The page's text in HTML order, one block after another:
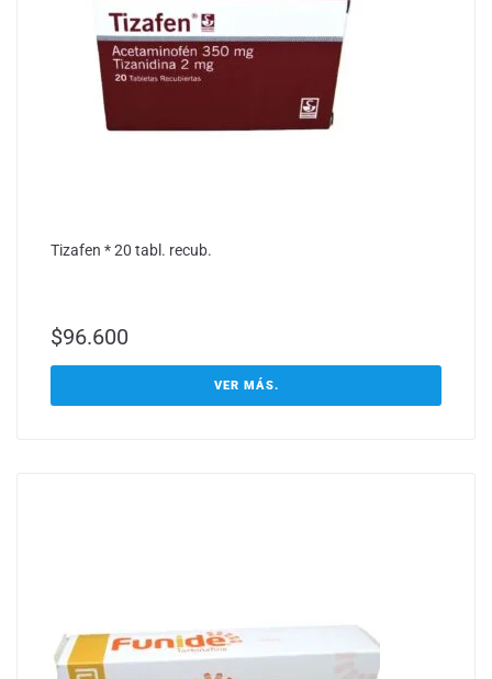
Tizafen * 20 tabl. recub.
$96.600
VER MÁS.